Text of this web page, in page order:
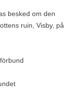
besked om den
ruin, Visby, på